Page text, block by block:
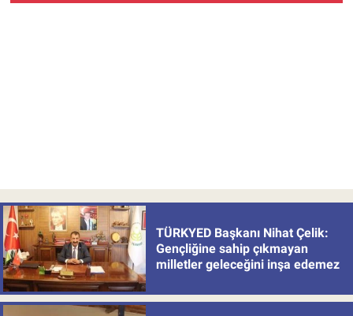
TÜRKYED Başkanı Nihat Çelik:
Gençliğine sahip çıkmayan
milletler geleceğini inşa edemez